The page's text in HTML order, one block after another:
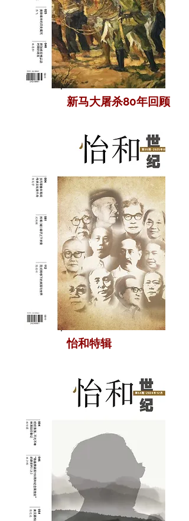
新马大屠杀80年回顾
怡和特辑